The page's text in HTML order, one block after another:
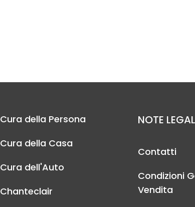
Cura della Persona
Cura della Casa
Cura dell'Auto
Chanteclair
NOTE
Contatti
Condizioni
Vendita